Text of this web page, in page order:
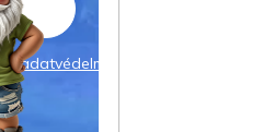
adatvédelmi